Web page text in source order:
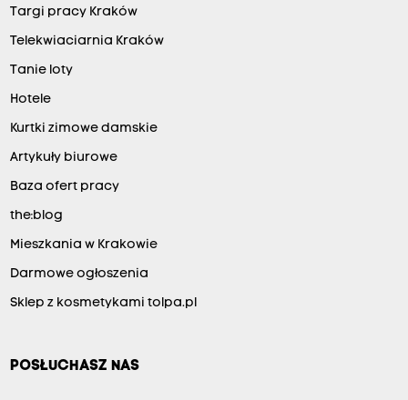
Targi pracy Kraków
Telekwiaciarnia Kraków
Tanie loty
Hotele
Kurtki zimowe damskie
Artykuły biurowe
Baza ofert pracy
the:blog
Mieszkania w Krakowie
Darmowe ogłoszenia
Sklep z kosmetykami tolpa.pl
POSŁUCHASZ NAS